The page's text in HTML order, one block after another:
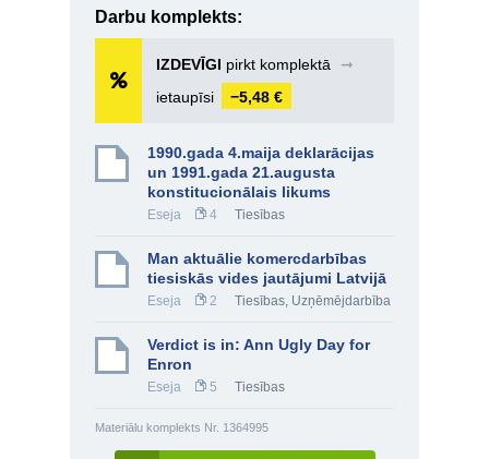
Darbu komplekts:
IZDEVĪGI pirkt komplektā
➞
ietaupīsi
−5,48 €
1990.gada 4.maija deklarācijas
un 1991.gada 21.augusta
konstitucionālais likums
Eseja 4 Tiesības
Man aktuālie komercdarbības
tiesiskās vides jautājumi Latvijā
Eseja 2 Tiesības, Uzņēmējdarbība
Verdict is in: Ann Ugly Day for
Enron
Eseja 5 Tiesības
Materiālu komplekts Nr. 1364995